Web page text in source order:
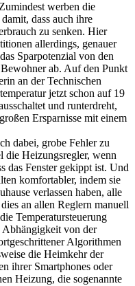
werben die
dass auch ihre
zu senken. Hier
allerdings, genauer
Sparpotenzial von den
ab. Auf den Punkt
an der Technischen
jetzt schon auf 19
und runterdreht,
Ersparnisse mit einem
dabei, grobe Fehler zu
die Heizungsregler, wenn
das Fenster gekippt ist. Und
komfortabler, indem sie
verlassen haben, alle
an allen Reglern manuell
Temperatursteuerung
Abhängigkeit von der
Algorithmen
die Heimkehr der
ihrer Smartphones oder
Heizung, die sogenannte